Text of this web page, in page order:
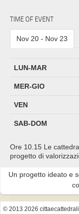
TIME OF EVENT
Nov 20 - Nov 23
LUN-MAR
MER-GIO
VEN
SAB-DOM
Ore 10.15 Le
progetto di
Un progetto ideato e
© 2013 2026